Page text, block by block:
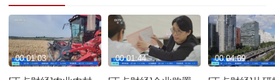
00:01:03 00:01:44 00:04:09